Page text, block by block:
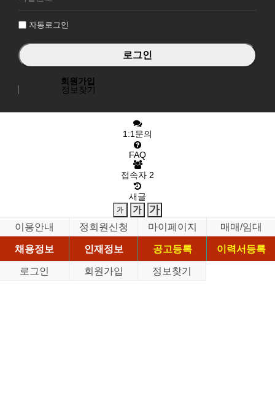
자동로그인
회원가입
정보찾기
1:1문의
FAQ
접속자 2
새글
이용안내 정회원신청 마이페이지
매매/임대
채용정보
인재정보 공고등록
이력서등록
로그인
회원가입 정보찾기